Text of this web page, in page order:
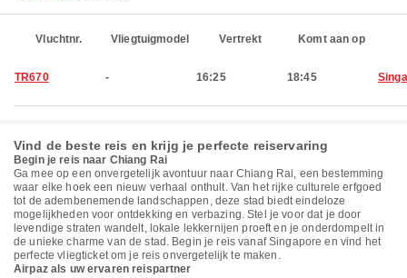
Vluchtnr. Vliegtuigmodel Vertrekt Komt aan op
TR670 - 16:25 18:45
Vind de beste reis en krijg je perfecte reiservaring
Begin je reis naar Chiang Rai
Ga mee op een onvergetelijk avontuur naar Chiang Rai, een bestemming
waar elke hoek een nieuw verhaal onthult. Van het rijke culturele erfgoed
tot de adembenemende landschappen, deze stad biedt eindeloze
mogelijkheden voor ontdekking en verbazing. Stel je voor dat je door
levendige straten wandelt, lokale lekkernijen proeft en je onderdompelt in
de unieke charme van de stad. Begin je reis vanaf Singapore en vind het
perfecte vliegticket om je reis onvergetelijk te maken.
Airpaz als uw ervaren reispartner